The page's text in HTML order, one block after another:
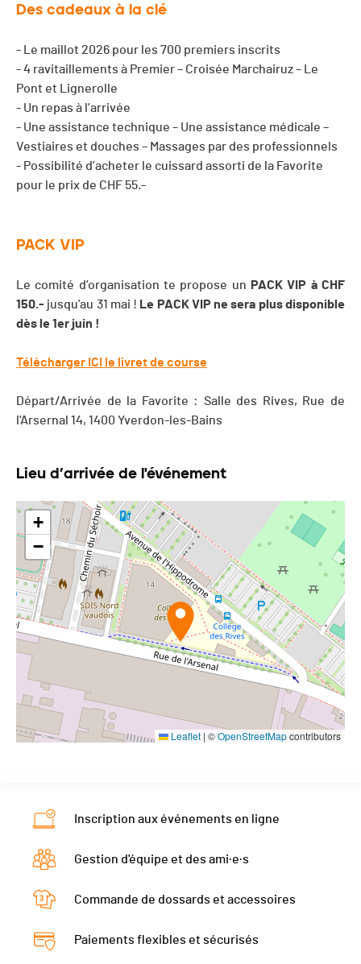
Des cadeaux à la clé
- Le maillot 2026 pour les 700 premiers inscrits
- 4 ravitaillements à Premier – Croisée Marchairuz – Le
Pont et Lignerolle
- Un repas à l’arrivée
- Une assistance technique – Une assistance médicale –
Vestiaires et douches – Massages par des professionnels
- Possibilité d’acheter le cuissard assorti de la Favorite
pour le prix de CHF 55.-
PACK VIP
Le comité d’organisation te propose un PACK VIP à CHF
150.- jusqu'au 31 mai ! Le PACK VIP ne sera plus disponible
dès le 1er juin !
Télécharger ICI le livret de course
Départ/Arrivée de la Favorite : Salle des Rives, Rue de
l'Arsernal 14, 1400 Yverdon-les-Bains
Lieu d’arrivée de l'événement
+
−
Leaflet | ©OpenStreetMapcontributors
Inscription aux événements en ligne
Gestion d'équipe et des ami·e·s
Commande de dossards et accessoires
Paiements flexibles et sécurisés